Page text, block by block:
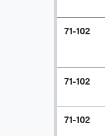
71-102
71-102
71-102